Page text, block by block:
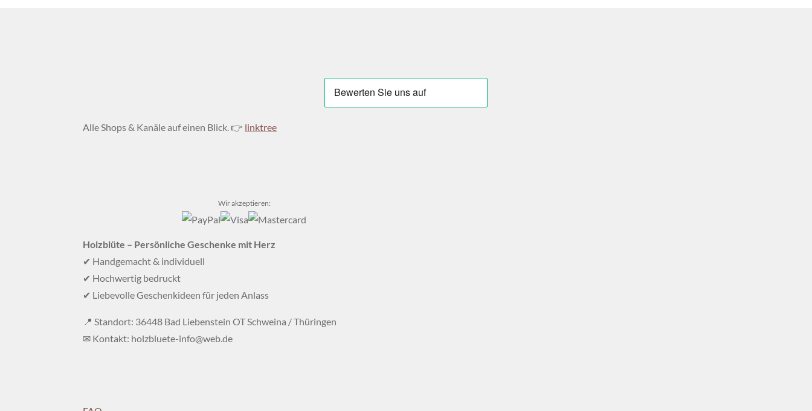
Alle Shops & Kanäle auf einen Blick. 👉 linktree
Wir akzeptieren:
Holzblüte – Persönliche Geschenke mit Herz
✔ Handgemacht & individuell
✔ Hochwertig bedruckt
✔ Liebevolle Geschenkideen für jeden Anlass
📍 Standort: 36448 Bad Liebenstein OT Schweina / Thüringen
✉ Kontakt: holzbluete-info@web.de